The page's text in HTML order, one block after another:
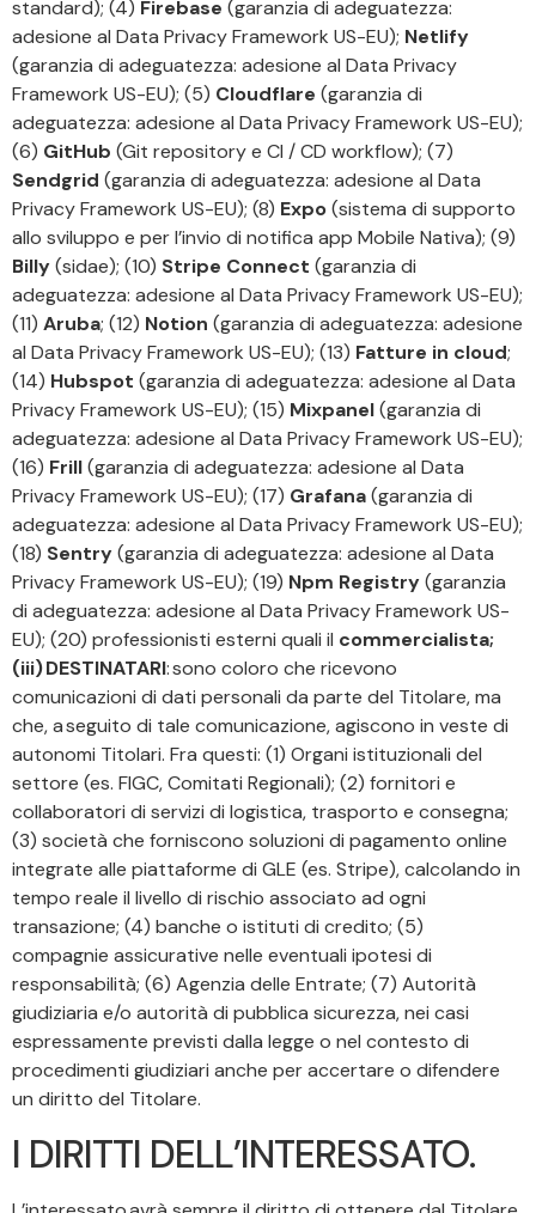
standard); (4) Firebase (garanzia di adeguatezza:
adesione al Data Privacy Framework US-EU); Netlify
(garanzia di adeguatezza: adesione al Data Privacy
Framework US-EU); (5) Cloudflare (garanzia di
adeguatezza: adesione al Data Privacy Framework US-EU);
(6) GitHub (Git repository e CI / CD workflow); (7)
Sendgrid (garanzia di adeguatezza: adesione al Data
Privacy Framework US-EU); (8) Expo(sistema di supporto
allo sviluppo e per l’invio di notifica app Mobile Nativa); (9)
Billy(sidae); (10) Stripe Connect (garanzia di
adeguatezza: adesione al Data Privacy Framework US-EU);
(11) Aruba; (12) Notion (garanzia di adeguatezza: adesione
al Data Privacy Framework US-EU); (13) Fatture in cloud;
(14) Hubspot (garanzia di adeguatezza: adesione al Data
Privacy Framework US-EU); (15) Mixpanel(garanzia di
adeguatezza: adesione al Data Privacy Framework US-EU);
(16) Frill(garanzia di adeguatezza: adesione al Data
Privacy Framework US-EU); (17) Grafana(garanzia di
adeguatezza: adesione al Data Privacy Framework US-EU);
(18) Sentry(garanzia di adeguatezza: adesione al Data
Privacy Framework US-EU); (19) Npm Registry(garanzia
di adeguatezza: adesione al Data Privacy Framework US-
EU); (20) professionisti esterni quali il commercialista;
(iii) DESTINATARI: sono coloro che ricevono
comunicazioni di dati personali da parte del Titolare, ma
che, a seguito di tale comunicazione, agiscono in veste di
autonomi Titolari. Fra questi: (1) Organi istituzionali del
settore (es. FIGC, Comitati Regionali); (2) fornitori e
collaboratori di servizi di logistica, trasporto e consegna;
(3) società che forniscono soluzioni di pagamento online
integrate alle piattaforme di GLE (es. Stripe), calcolando in
tempo reale il livello di rischio associato ad ogni
transazione; (4) banche o istituti di credito; (5)
compagnie assicurative nelle eventuali ipotesi di
responsabilità; (6) Agenzia delle Entrate; (7) Autorità
giudiziaria e/o autorità di pubblica sicurezza, nei casi
espressamente previsti dalla legge o nel contesto di
procedimenti giudiziari anche per accertare o difendere
un diritto del Titolare.
I DIRITTI DELL’INTERESSATO.